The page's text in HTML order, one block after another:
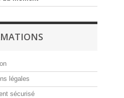
légales
sécurisé